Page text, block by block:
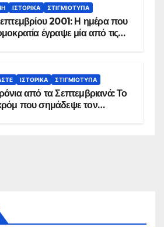
ΙΣΤΟΡΙΚΆ ΣΤΙΓΜΙΌΤΥΠΑ
2001: Η ημέρα που
έγραψε μία από τις
ΙΣΤΟΡΙΚΆ ΣΤΙΓΜΙΌΤΥΠΑ
από τα Σεπτεμβριανά: Το
που σημάδεψε τον